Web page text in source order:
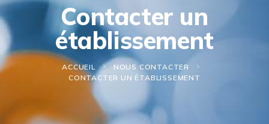
Contacter un
établissement
ACCUEIL
NOUS CONTACTER
CONTACTER UN ÉTABLISSEMENT